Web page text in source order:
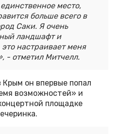
место,
больше всего в
Саки. Я очень
ландшафт и
настраивает меня
- отметил Митчелл.
он впервые попал
возможностей» и
площадке